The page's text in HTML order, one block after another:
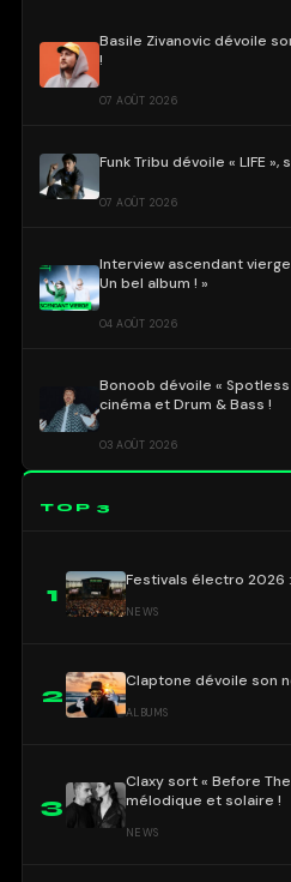
Basile Zivanovic dévoile son
!
07 AOÛT 2026
Funk Tribu dévoile « LIFE
07 AOÛT 2026
Interview ascendant
Un bel album ! »
04 AOÛT 2026
Bonoob dévoile «
cinéma et Drum & Bass !
03 AOÛT 2026
TOP 3
1
Festivals électro 2026
NEWS
2
Claptone dévoile son
ALBUMS
3
Claxy sort « Before
mélodique et solaire !
NEWS